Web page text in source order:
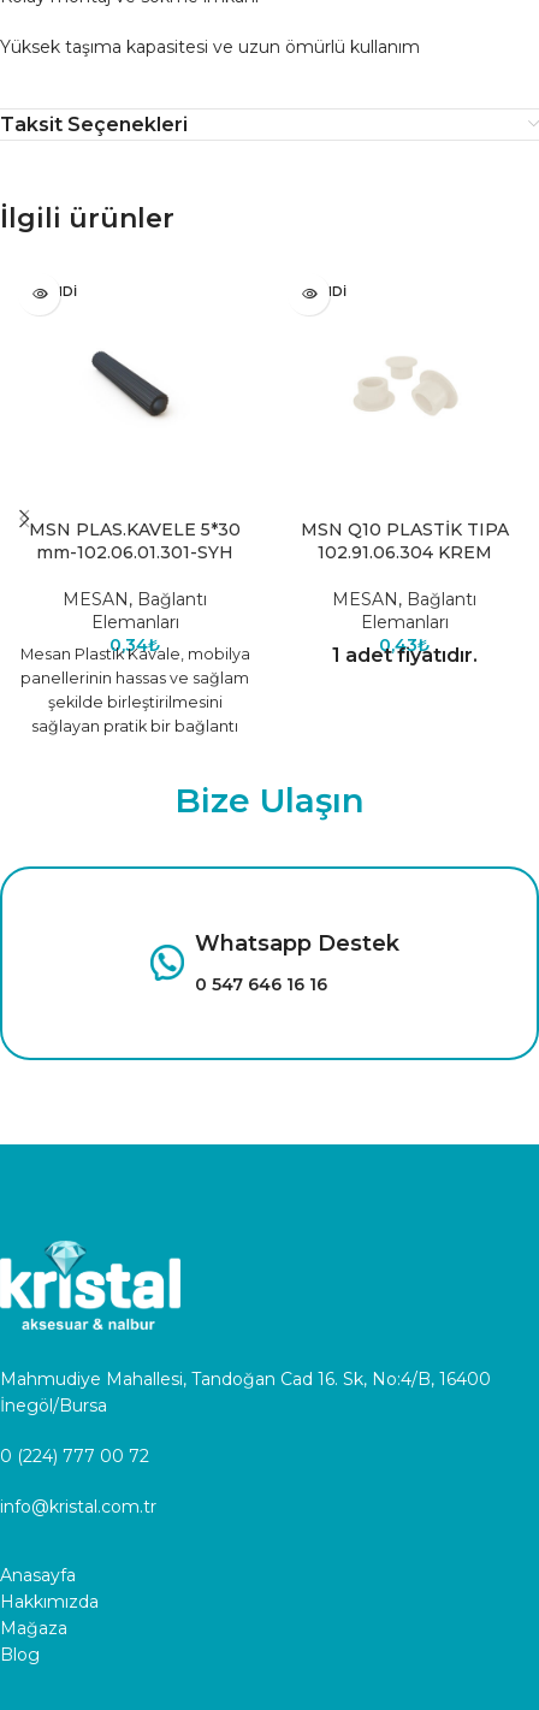
Yüksek taşıma kapasitesi ve uzun ömürlü kullanım
Taksit Seçenekleri
İlgili ürünler
TÜKENDI
MSN PLAS.KAVELE 5*30
mm-102.06.01.301-SYH
MESAN, Bağlantı
Elemanları
0,34₺
Mesan Plastik Kavale, mobilya
panellerinin hassas ve sağlam
şekilde birleştirilmesini
sağlayan pratik bir bağlantı
TÜKENDI
MSN Q10 PLASTİK TIPA
102.91.06.304 KREM
MESAN, Bağlantı
Elemanları
0,43₺
1 adet fiyatıdır.
Bize Ulaşın
Çağrı Merkezi
0 224 777 00 72
Mahmudiye Mahallesi, Tandoğan Cad 16. Sk, No:4/B, 16400
İnegöl/Bursa
0 (224) 777 00 72
info@kristal.com.tr
Anasayfa
Hakkımızda
Mağaza
Blog